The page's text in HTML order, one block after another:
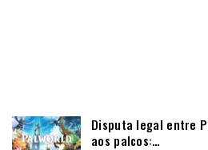
Disputa legal entre
aos palcos:…